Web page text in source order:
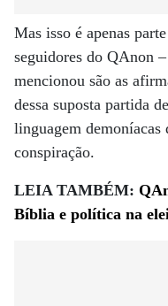
Mas isso é apenas
seguidores do QAnon
mencionou são as
dessa suposta partida
linguagem demoníacas
conspiração.
LEIA TAMBÉM:
Bíblia e política na